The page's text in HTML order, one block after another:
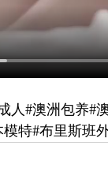
人#澳洲包养#
特#布里斯班